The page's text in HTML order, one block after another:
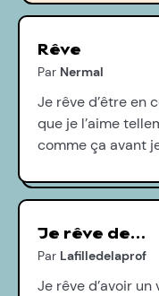
Rêve
Par Nermal
Je rêve d’être en
que je l’aime
comme ça avant
Je rêve de…
Par Lafilledelaprof
Je rêve d’avoir